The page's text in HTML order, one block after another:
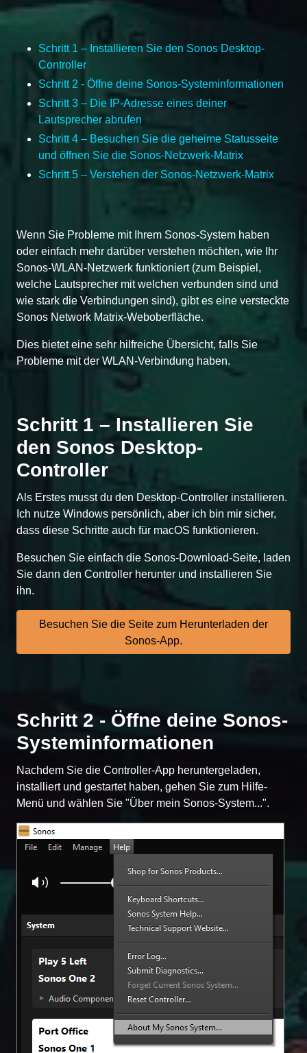
Schritt 1 – Installieren Sie den Sonos Desktop-
Controller
Schritt 2 - Öffne deine Sonos-Systeminformationen
Schritt 3 – Die IP-Adresse eines deiner
Lautsprecher abrufen
Schritt 4 – Besuchen Sie die geheime Statusseite
und öffnen Sie die Sonos-Netzwerk-Matrix
Schritt 5 – Verstehen der Sonos-Netzwerk-Matrix
Wenn Sie Probleme mit Ihrem Sonos-System haben
oder einfach mehr darüber verstehen möchten, wie Ihr
Sonos-WLAN-Netzwerk funktioniert (zum Beispiel,
welche Lautsprecher mit welchen verbunden sind und
wie stark die Verbindungen sind), gibt es eine versteckte
Sonos Network Matrix-Weboberfläche.
Dies bietet eine sehr hilfreiche Übersicht, falls Sie
Probleme mit der WLAN-Verbindung haben.
Schritt 1 – Installieren Sie
den Sonos Desktop-
Controller
Als Erstes musst du den Desktop-Controller installieren.
Ich nutze Windows persönlich, aber ich bin mir sicher,
dass diese Schritte auch für macOS funktionieren.
Besuchen Sie einfach die Sonos-Download-Seite, laden
Sie dann den Controller herunter und installieren Sie
ihn.
Besuchen Sie die Seite zum Herunterladen der
Sonos-App.
Schritt 2 - Öffne deine Sonos-
Systeminformationen
Nachdem Sie die Controller-App heruntergeladen,
installiert und gestartet haben, gehen Sie zum Hilfe-
Menü und wählen Sie "Über mein Sonos-System...".